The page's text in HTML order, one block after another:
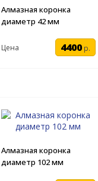
Алмазная коронка
диаметр 42 мм
Цена 4400р.
Алмазная коронка
диаметр 102 мм